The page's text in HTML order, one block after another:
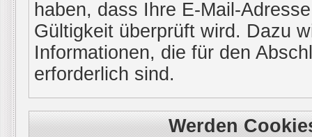
haben, dass Ihre E-Mail-
Gültigkeit überprüft wird. Dazu
Informationen, die für den
erforderlich sind.
Werden